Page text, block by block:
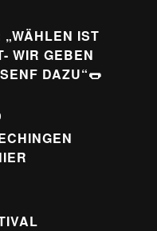
IST
WIR GEBEN
DAZU“🌭